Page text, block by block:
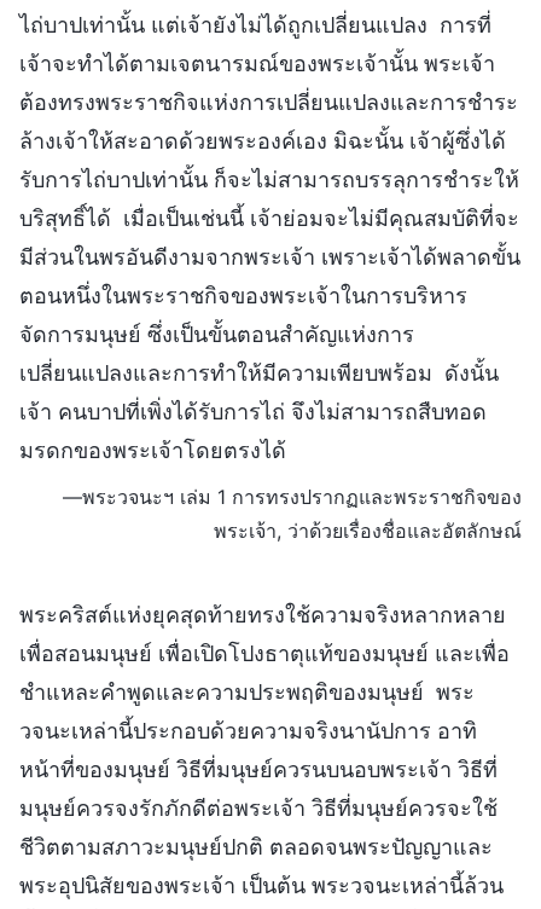
ไถ่บาปเท่านั้น แต่เจ้ายังไม่ได้ถูกเปลี่ยนแปลง การที่
เจ้าจะทำได้ตามเจตนารมณ์ของพระเจ้านั้น พระเจ้า
ต้องทรงพระราชกิจแห่งการเปลี่ยนแปลงและการชำระ
ล้างเจ้าให้สะอาดด้วยพระองค์เอง มิฉะนั้น เจ้าผู้ซึ่งได้
รับการไถ่บาปเท่านั้น ก็จะไม่สามารถบรรลุการชำระให้
บริสุทธิ์ได้ เมื่อเป็นเช่นนี้ เจ้าย่อมจะไม่มีคุณสมบัติที่จะ
มีส่วนในพรอันดีงามจากพระเจ้า เพราะเจ้าได้พลาดขั้น
ตอนหนึ่งในพระราชกิจของพระเจ้าในการบริหาร
จัดการมนุษย์ ซึ่งเป็นขั้นตอนสำคัญแห่งการ
เปลี่ยนแปลงและการทำให้มีความเพียบพร้อม ดังนั้น
เจ้า คนบาปที่เพิ่งได้รับการไถ่ จึงไม่สามารถสืบทอด
มรดกของพระเจ้าโดยตรงได้
—พระวจนะฯ เล่ม 1 การทรงปรากฏและพระราชกิจของ
พระเจ้า, ว่าด้วยเรื่องชื่อและอัตลักษณ์
พระคริสต์แห่งยุคสุดท้ายทรงใช้ความจริงหลากหลาย
เพื่อสอนมนุษย์ เพื่อเปิดโปงธาตุแท้ของมนุษย์ และเพื่อ
ชำแหละคำพูดและความประพฤติของมนุษย์ พระ
วจนะเหล่านี้ประกอบด้วยความจริงนานัปการ อาทิ
หน้าที่ของมนุษย์ วิธีที่มนุษย์ควรนบนอบพระเจ้า วิธีที่
มนุษย์ควรจงรักภักดีต่อพระเจ้า วิธีที่มนุษย์ควรจะใช้
ชีวิตตามสภาวะมนุษย์ปกติ ตลอดจนพระปัญญาและ
พระอุปนิสัยของพระเจ้า เป็นต้น พระวจนะเหล่านี้ล้วน